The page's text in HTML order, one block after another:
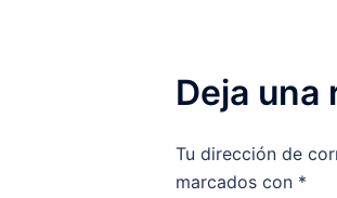
Deja una
Tu dirección de
marcados con *